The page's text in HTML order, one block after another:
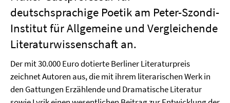
deutschsprachige Poetik am Peter-Szondi-
Institut für Allgemeine und Vergleichende
Literaturwissenschaft an.
Der mit 30.000 Euro dotierte Berliner Literaturpreis
zeichnet Autoren aus, die mit ihrem literarischen Werk in
den Gattungen Erzählende und Dramatische Literatur